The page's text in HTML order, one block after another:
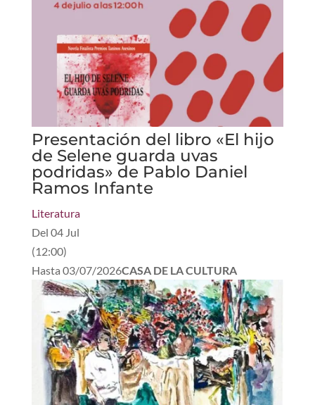
Presentación del libro «El hijo
de Selene guarda uvas
podridas» de Pablo Daniel
Ramos Infante
Literatura
Del 04 Jul
(12:00)
Hasta 03/07/2026CASA DE LA CULTURA